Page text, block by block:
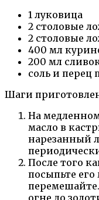
1 луковица
2 столовые
2 столовые
400 мл
200 мл
соль и перец
Шаги
На
масло в
нарезанный
После того
посыпьте
огне до